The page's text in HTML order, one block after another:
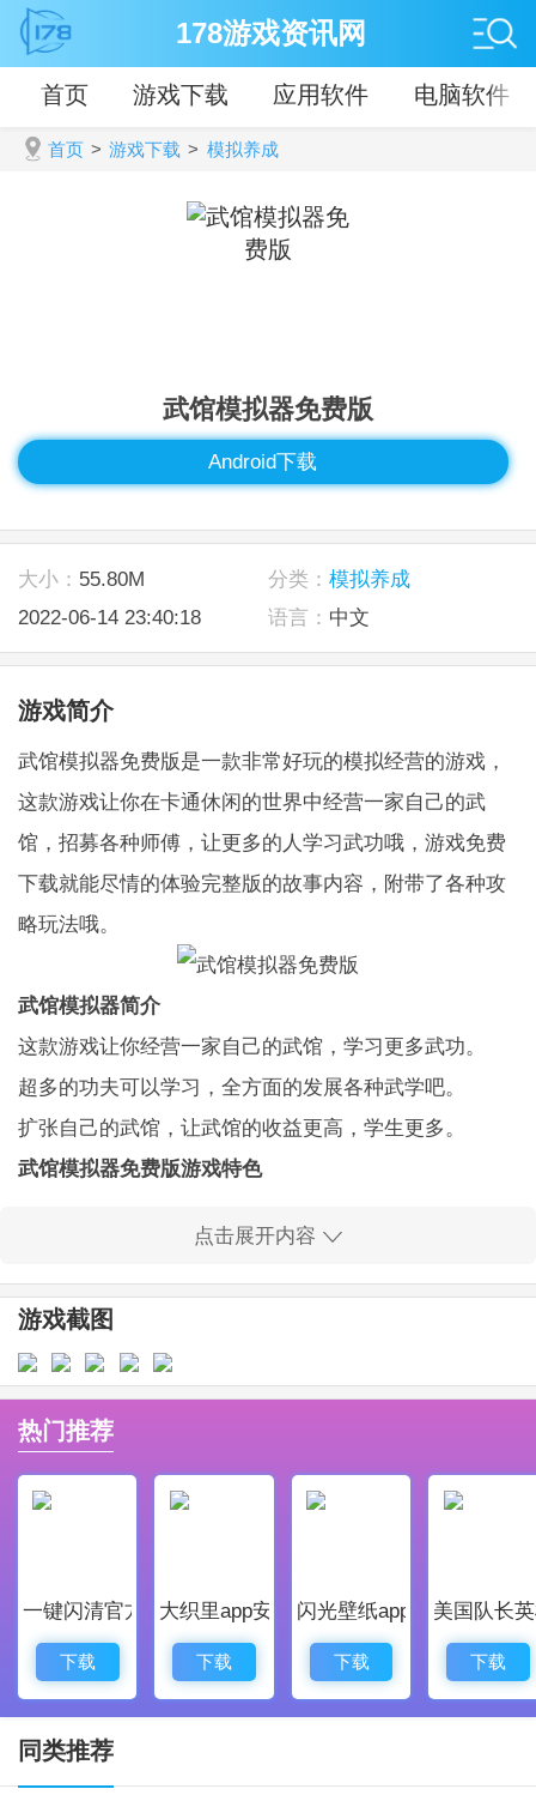
178游戏资讯网
首页 游戏下载 应用软件 电脑软件
首页 > 游戏下载 > 模拟养成
武馆模拟器免费版
Android下载
大小： 55.80M 分类： 模拟养成
2022-06-14 23:40:18
语言： 中文
游戏简介
武馆模拟器免费版是一款非常好玩的模拟经营的游戏，
这款游戏让你在卡通休闲的世界中经营一家自己的武
馆，招募各种师傅，让更多的人学习武功哦，游戏免费
下载就能尽情的体验完整版的故事内容，附带了各种攻
略玩法哦。
武馆模拟器简介
这款游戏让你经营一家自己的武馆，学习更多武功。
超多的功夫可以学习，全方面的发展各种武学吧。
扩张自己的武馆，让武馆的收益更高，学生更多。
武馆模拟器免费版游戏特色
这里的一切都是您说了算!您可以不断学习提升自己的经
营能力。
加大宣传力度招揽海量的学员、扩张武馆解锁更多的功
能区!
甚至可以招揽内门弟子，与江湖决战，将自己的门派发
扬光大!
可以解锁、布置、升级;
- 新增员工系统，可以辅助掌门管理武馆，自动收取钱
币、驱赶别家销售员等!
- 新增顾客图鉴，海量顾客等待玩家解锁和收集，都是
点击展开内容
游戏截图
热门推荐
一键闪清官方最新版
下载
大织里app安卓版
下载
闪光壁纸app安卓最新版
下载
美国队长
下载
同类推荐